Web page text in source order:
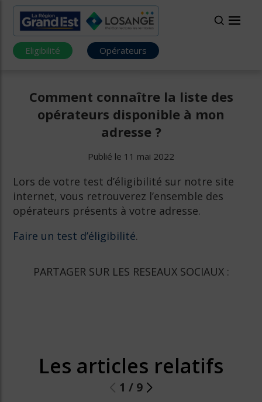
Eligibilité Opérateurs
Comment connaître la liste des
opérateurs disponible à mon
adresse ?
Publié le 11 mai 2022
Lors de votre test d’éligibilité sur notre site
internet, vous retrouverez l’ensemble des
opérateurs présents à votre adresse.
Faire un test d’éligibilité.
PARTAGER SUR LES RESEAUX SOCIAUX :
Les articles relatifs
1 / 9